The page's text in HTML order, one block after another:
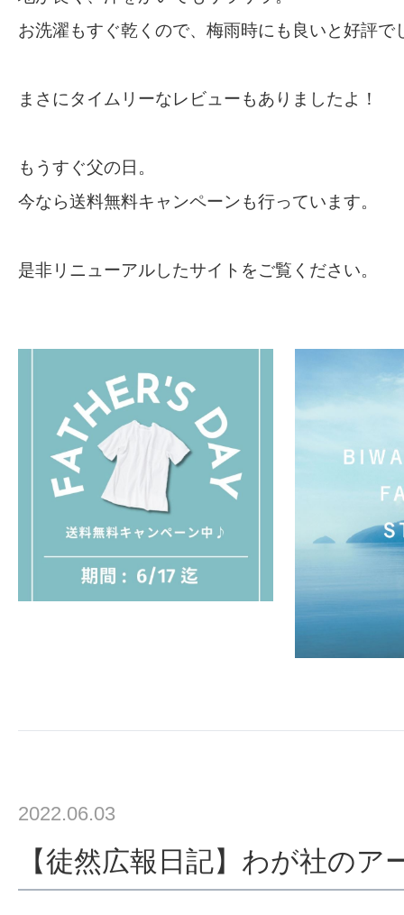
お洗濯もすぐ乾くので、梅雨時にも良いと好評で
まさにタイムリーなレビューもありましたよ！
もうすぐ父の日。
今なら送料無料キャンペーンも行っています。
是非リニューアルしたサイトをご覧ください。
2022.06.03
【徒然広報日記】わが社の